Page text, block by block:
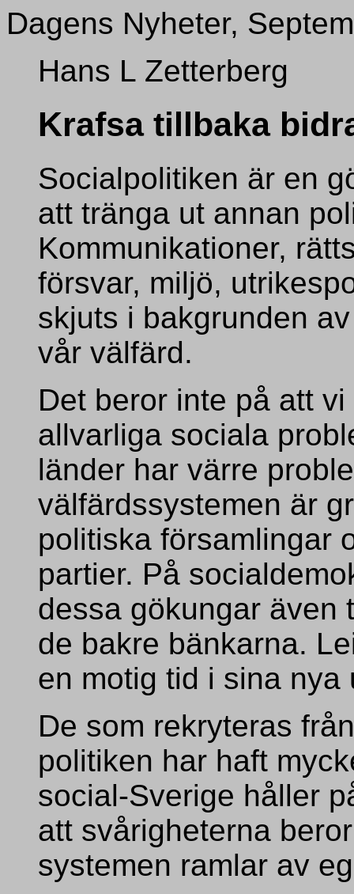
Dagens Nyheter,
Hans L Zetterberg
Krafsa tillbaka
Socialpolitiken är en
att tränga ut annan
Kommunikationer,
försvar, miljö,
skjuts i bakgrunden
vår välfärd.
Det beror inte på att
allvarliga sociala
länder har värre
välfärdssystemen är
politiska församlingar
partier. På
dessa gökungar även
de bakre bänkarna.
en motig tid i sina nya
De som rekryteras
politiken har haft
social-Sverige håller
att svårigheterna
systemen ramlar av